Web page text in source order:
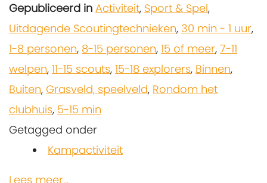
Gepubliceerd in Activiteit, Sport & Spel,
Uitdagende Scoutingtechnieken, 30 min - 1 uur,
1-8 personen, 8-15 personen, 15 of meer, 7-11
welpen, 11-15 scouts, 15-18 explorers, Binnen,
Buiten, Grasveld, speelveld, Rondom het
clubhuis, 5-15 min
Getagged onder
Kampactiviteit
Lees meer...